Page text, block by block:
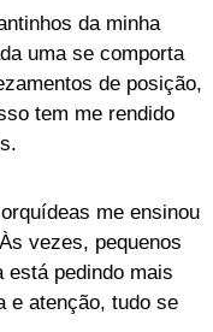
da minha
uma se comporta
de posição,
tem me rendido
me ensinou
vezes, pequenos
está pedindo mais
e atenção, tudo se